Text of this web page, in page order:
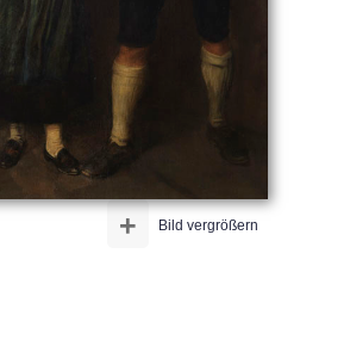
Bild vergrößern
+